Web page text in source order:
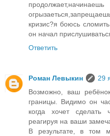
кризис?я боюсь
он начал
Ответить
Роман Левыкин
29
Возможно, ваш
границы. Видимо он
когда хочет сделать
реагируя на ваши
В результате, в том